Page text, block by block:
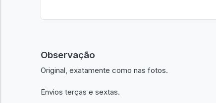
Observação
Original, exatamente como nas fotos.
Envios terças e sextas.